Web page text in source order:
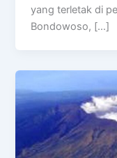
yang terletak di
Bondowoso, […]